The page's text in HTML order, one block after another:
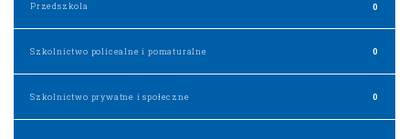
Przedszkola 0
Szkolnictwo policealne i pomaturalne 0
Szkolnictwo prywatne i społeczne 0